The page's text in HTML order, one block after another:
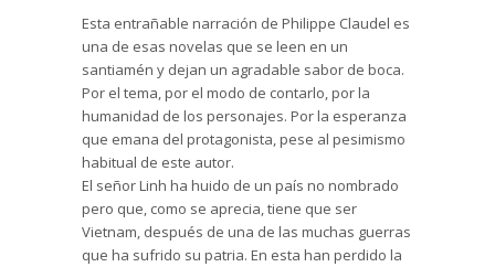
Esta entrañable narración de Philippe Claudel es
una de esas novelas que se leen en un
santiamén y dejan un agradable sabor de boca.
Por el tema, por el modo de contarlo, por la
humanidad de los personajes. Por la esperanza
que emana del protagonista, pese al pesimismo
habitual de este autor.
El señor Linh ha huido de un país no nombrado
pero que, como se aprecia, tiene que ser
Vietnam, después de una de las muchas guerras
que ha sufrido su patria. En esta han perdido la